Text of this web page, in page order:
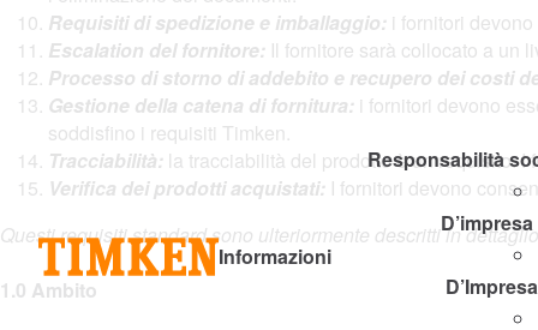
Informazioni
Responsabilità
Requisiti di spedizione e imballaggio: i fornitori
Escalation del fornitore: Il fornitore sarà collocato a un
Processo di storno di addebito e recupero dei costi
Gestione della catena di fornitura: i fornitori devono
soddisfino i requisiti Timken.
Tracciabilità: la tracciabilità del prodotto è un requisito.
Verifica dei prodotti acquistati: I fornitori devono
Questi requisiti standard sono ulteriormente descritti in
1.0 Ambito